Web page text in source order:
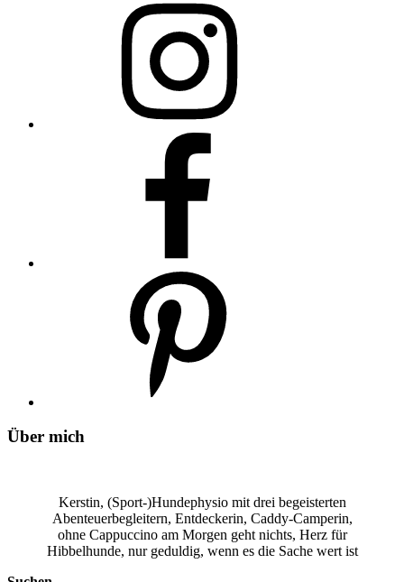
Über mich
Kerstin, (Sport-)Hundephysio mit drei begeisterten
Abenteuerbegleitern, Entdeckerin, Caddy-Camperin,
ohne Cappuccino am Morgen geht nichts, Herz für
Hibbelhunde, nur geduldig, wenn es die Sache wert ist